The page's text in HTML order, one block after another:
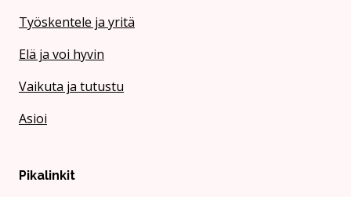
Työskentele ja yritä
Elä ja voi hyvin
Vaikuta ja tutustu
Asioi
Pikalinkit